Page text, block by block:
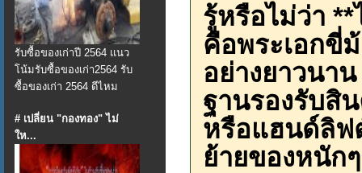
รับซื้อของเก่าปี 2564 แนว
โน้มรับซื้อของเก่า2564 รับ
ซื้อของเก่า 2564 ดีไหม
# เปลี่ยน "กองทอง" ไม่
ให...
รู้หรือไม่ว่า
คือพระเอกขี่
อย่างยาวนา
ฐานรองรับสิ
หรือแฮนด์ลิฟ
ย้ายของหนัก